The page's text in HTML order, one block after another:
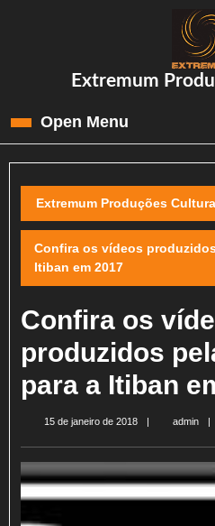
Extremum
Open MenuOpen
Menu
Extremum Produções
Confira os vídeos
Itiban em 2017
Confira os
produzidos
para a Itiban
15 de janeiro de 2018 admin